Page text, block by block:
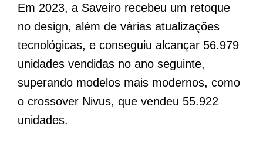
Em 2023, a Saveiro recebeu um retoque
no design, além de várias atualizações
tecnológicas, e conseguiu alcançar 56.979
unidades vendidas no ano seguinte,
superando modelos mais modernos, como
o crossover Nivus, que vendeu 55.922
unidades.